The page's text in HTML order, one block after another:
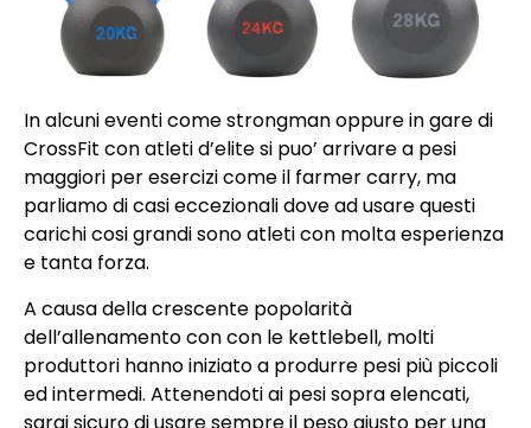
In alcuni eventi come strongman oppure in gare di
CrossFit con atleti d’elite si puo’ arrivare a pesi
maggiori per esercizi come il farmer carry, ma
parliamo di casi eccezionali dove ad usare questi
carichi cosi grandi sono atleti con molta esperienza
e tanta forza.
A causa della crescente popolarità
dell’allenamento con con le kettlebell, molti
produttori hanno iniziato a produrre pesi più piccoli
ed intermedi. Attenendoti ai pesi sopra elencati,
sarai sicuro di usare sempre il peso giusto per una